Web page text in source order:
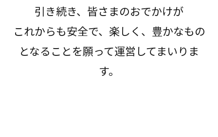
引き続き、皆さまのおでかけが
これからも安全で、楽しく、豊かなもの
となることを願って運営してまいりま
す。